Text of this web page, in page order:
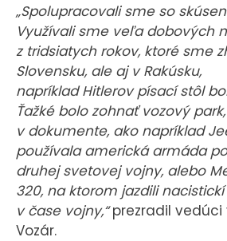
„Spolupracovali sme so
Využívali sme veľa dobových
z tridsiatych rokov, ktoré sme
Slovensku, ale aj v Rakúsku,
napríklad Hitlerov písací stôl
Ťažké bolo zohnať vozový
v dokumente, ako napríklad
používala americká armáda
druhej svetovej vojny, alebo
320, na ktorom jazdili
v čase vojny,“prezradil vedúci
Vozár.